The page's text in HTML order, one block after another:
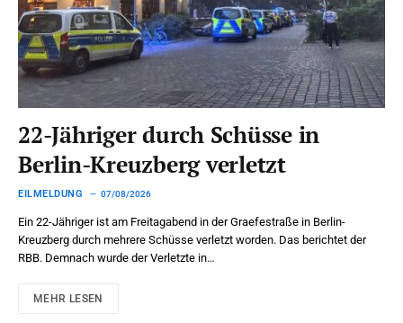
22-Jähriger durch Schüsse in
Berlin-Kreuzberg verletzt
EILMELDUNG 07/08/2026
Ein 22-Jähriger ist am Freitagabend in der Graefestraße in Berlin-
Kreuzberg durch mehrere Schüsse verletzt worden. Das berichtet der
RBB. Demnach wurde der Verletzte in…
MEHR LESEN